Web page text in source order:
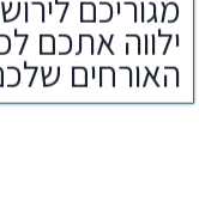
ילווה אתכם
האורחים